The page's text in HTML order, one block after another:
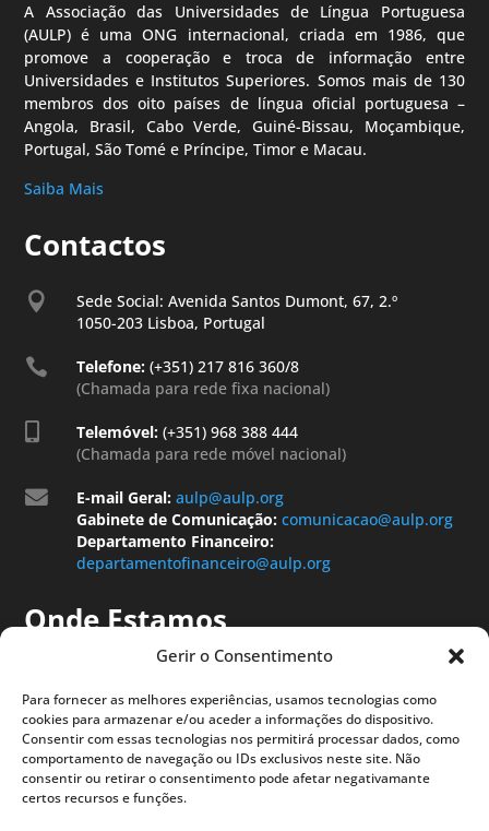
Gerir o Consentimento
Para fornecer as melhores experiências, usamos tecnologias como
cookies para armazenar e/ou aceder a informações do dispositivo.
Consentir com essas tecnologias nos permitirá processar dados, como
comportamento de navegação ou IDs exclusivos neste site. Não
consentir ou retirar o consentimento pode afetar negativamante
certos recursos e funções.
A Associação das Universidades de Língua Portuguesa
(AULP) é uma ONG internacional, criada em 1986, que
promove a cooperação e troca de informação entre
Universidades e Institutos Superiores. Somos mais de 130
membros dos oito países de língua oficial portuguesa –
Angola, Brasil, Cabo Verde, Guiné-Bissau, Moçambique,
Portugal, São Tomé e Príncipe, Timor e Macau.
Saiba Mais
Contactos

Sede Social: Avenida Santos Dumont, 67, 2.º
1050-203 Lisboa, Portugal
 Telefone: (+351) 217 816 360/8
(Chamada para rede fixa nacional)
Telemóvel: (+351) 968 388 444
(Chamada para rede móvel nacional)
 E-mail Geral: aulp@aulp.org
Gabinete de Comunicação: comunicacao@aulp.org
Departamento Financeiro:
departamentofinanceiro@aulp.org
Onde Estamos